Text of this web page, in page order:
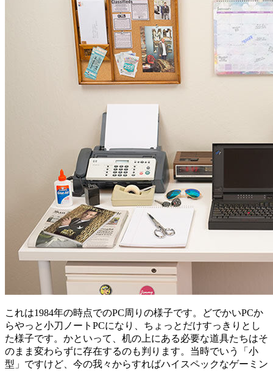
これは1984年の時点でのPC周りの様子です。どでかいPCか
らやっと小刀ノートPCになり、ちょっとだけすっきりとし
た様子です。かといって、机の上にある必要な道具たちはそ
のまま変わらずに存在するのも判ります。当時でいう「小
型」ですけど、今の我々からすればハイスペックなゲーミン